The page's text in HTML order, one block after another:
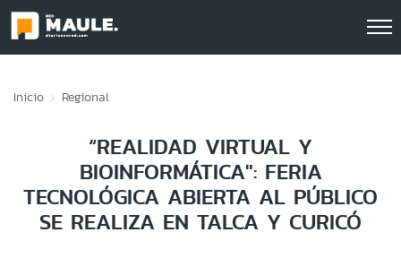
Inicio Regional
“REALIDAD VIRTUAL Y
BIOINFORMÁTICA": FERIA
TECNOLÓGICA ABIERTA AL PÚBLICO
SE REALIZA EN TALCA Y CURICÓ